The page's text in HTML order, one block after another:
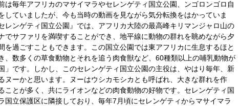
毎年アフリカのマサイマラやセレンゲティ国立公園、ンゴロンゴロ自
していましたが、今も当時の動画を見ながら気分転換をはかっていま
レンゲティ国立公園』では、アフリカ大陸の最高峰キリマンジャロ山の
でサファリを満喫することができ、地平線に動物の群れを眺めながら夕
を過ごすこともできます。こ の国立公園では東アフリカに生息するほと
、数多くの草食動物とそれを追う肉食獣など、60種類以上の哺乳動物が
」です。しかし、このセレンゲティ国立公園の主役は、やはり毎年、新
ヌーかと思います。ヌーはウシカモシカとも呼ばれ、大きな群れを作
ことが多く、共にライオンなどの肉食動物の好物です。 セレンゲティ国
国立保護区に隣接しており、毎年7月頃にセレンゲティからマサイマラ